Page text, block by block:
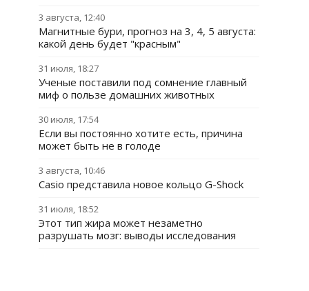
3 августа, 12:40
Магнитные бури, прогноз на 3, 4, 5 августа:
какой день будет "красным"
31 июля, 18:27
Ученые поставили под сомнение главный
миф о пользе домашних животных
30 июля, 17:54
Если вы постоянно хотите есть, причина
может быть не в голоде
3 августа, 10:46
Casio представила новое кольцо G-Shock
31 июля, 18:52
Этот тип жира может незаметно
разрушать мозг: выводы исследования